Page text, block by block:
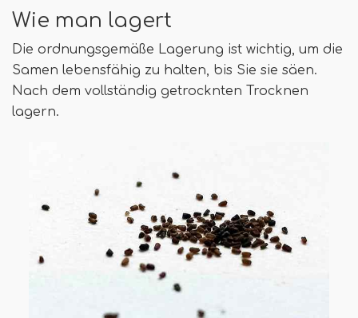
Wie man lagert
Die ordnungsgemäße Lagerung ist wichtig, um die
Samen lebensfähig zu halten, bis Sie sie säen.
Nach dem vollständig getrocknten Trocknen
lagern.